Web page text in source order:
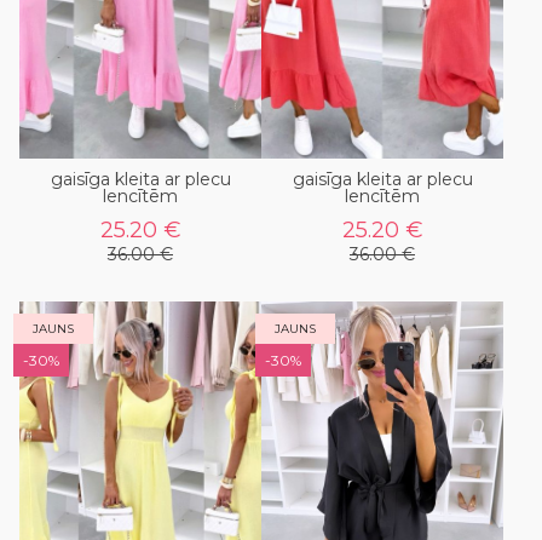
gaisīga kleita ar plecu
lencītēm
25.20 €
36.00 €
gaisīga kleita ar plecu
lencītēm
25.20 €
36.00 €
JAUNS
-30%
JAUNS
-30%